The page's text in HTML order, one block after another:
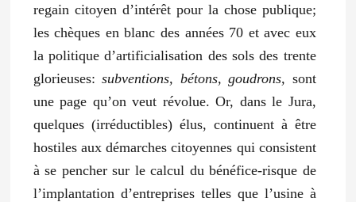
regain citoyen d’intérêt pour la chose publique;
les chèques en blanc des années 70 et avec eux
la politique d’artificialisation des sols des trente
glorieuses:subventions, bétons, goudrons, sont
une page qu’on veut révolue. Or, dans le Jura,
quelques (irréductibles) élus, continuent à être
hostiles aux démarches citoyennes qui consistent
à se pencher sur le calcul du bénéfice-risque de
l’implantation d’entreprises telles que l’usine à